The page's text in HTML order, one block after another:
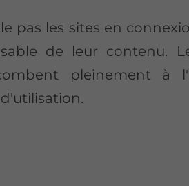
pas les sites en
de leur contenu.
pleinement à